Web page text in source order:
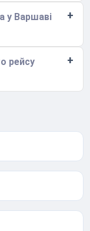
у Варшаві
рейсу